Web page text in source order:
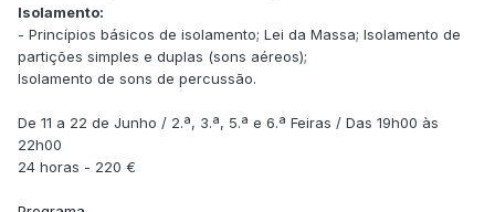
Isolamento:
- Princípios básicos de isolamento; Lei da Massa; Isolamento de
partições simples e duplas (sons aéreos);
Isolamento de sons de percussão.
De 11 a 22 de Junho / 2.ª, 3.ª, 5.ª e 6.ª Feiras / Das 19h00 às
22h00
24 horas - 220 €